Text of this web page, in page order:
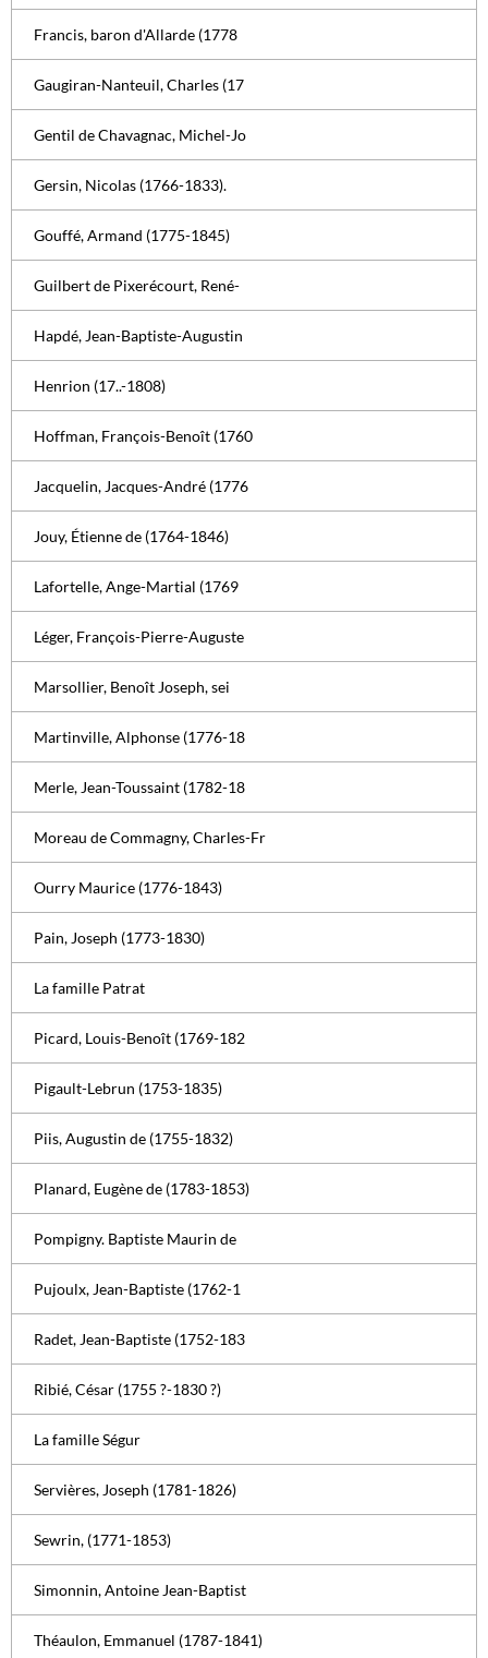
Francis, baron d'Allarde (1778
Gaugiran-Nanteuil, Charles (17
Gentil de Chavagnac, Michel-Jo
Gersin, Nicolas (1766-1833).
Gouffé, Armand (1775-1845)
Guilbert de Pixerécourt, René-
Hapdé, Jean-Baptiste-Augustin
Henrion (17..-1808)
Hoffman, François-Benoît (1760
Jacquelin, Jacques-André (1776
Jouy, Étienne de (1764-1846)
Lafortelle, Ange-Martial (1769
Léger, François-Pierre-Auguste
Marsollier, Benoît Joseph, sei
Martinville, Alphonse (1776-18
Merle, Jean-Toussaint (1782-18
Moreau de Commagny, Charles-Fr
Ourry Maurice (1776-1843)
Pain, Joseph (1773-1830)
La famille Patrat
Picard, Louis-Benoît (1769-182
Pigault-Lebrun (1753-1835)
Piis, Augustin de (1755-1832)
Planard, Eugène de (1783-1853)
Pompigny. Baptiste Maurin de
Pujoulx, Jean-Baptiste (1762-1
Radet, Jean-Baptiste (1752-183
Ribié, César (1755 ?-1830 ?)
La famille Ségur
Servières, Joseph (1781-1826)
Sewrin, (1771-1853)
Simonnin, Antoine Jean-Baptist
Théaulon, Emmanuel (1787-1841)